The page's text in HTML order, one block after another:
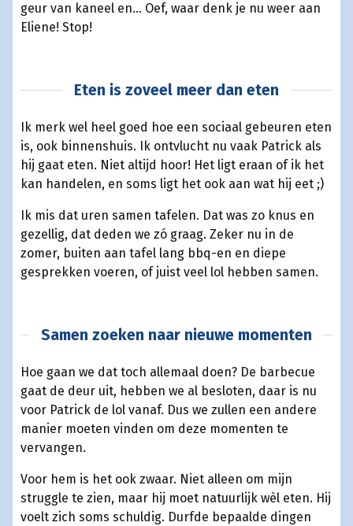
geur van kaneel en… Oef, waar denk je nu weer aan
Eliene! Stop!
Eten is zoveel meer dan eten
Ik merk wel heel goed hoe een sociaal gebeuren eten
is, ook binnenshuis. Ik ontvlucht nu vaak Patrick als
hij gaat eten. Niet altijd hoor! Het ligt eraan of ik het
kan handelen, en soms ligt het ook aan wat hij eet ;)
Ik mis dat uren samen tafelen. Dat was zo knus en
gezellig, dat deden we zó graag. Zeker nu in de
zomer, buiten aan tafel lang bbq-en en diepe
gesprekken voeren, of juist veel lol hebben samen.
Samen zoeken naar nieuwe momenten
Hoe gaan we dat toch allemaal doen? De barbecue
gaat de deur uit, hebben we al besloten, daar is nu
voor Patrick de lol vanaf. Dus we zullen een andere
manier moeten vinden om deze momenten te
vervangen.
Voor hem is het ook zwaar. Niet alleen om mijn
struggle te zien, maar hij moet natuurlijk wèl eten. Hij
voelt zich soms schuldig. Durfde bepaalde dingen